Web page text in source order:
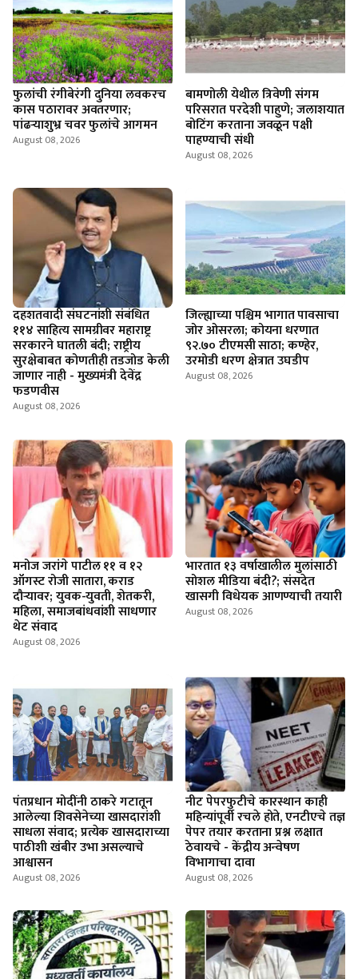
फुलांची रंगीबेरंगी दुनिया लवकरच
कास पठारावर अवतरणार;
पांढऱ्याशुभ्र चवर फुलांचे आगमन
August 08, 2026
बामणोली येथील त्रिवेणी संगम
परिसरात परदेशी पाहुणे; जलाशयात
बोटिंग करताना जवळून पक्षी
पाहण्याची संधी
August 08, 2026
दहशतवादी संघटनांशी संबंधित
११४ साहित्य सामग्रीवर महाराष्ट्र
सरकारने घातली बंदी; राष्ट्रीय
सुरक्षेबाबत कोणतीही तडजोड केली
जाणार नाही - मुख्यमंत्री देवेंद्र
फडणवीस
August 08, 2026
जिल्ह्याच्या पश्चिम भागात पावसाचा
जोर ओसरला; कोयना धरणात
९२.७० टीएमसी साठा; कण्हेर,
उरमोडी धरण क्षेत्रात उघडीप
August 08, 2026
मनोज जरांगे पाटील ११ व १२
ऑगस्ट रोजी सातारा, कराड
दौऱ्यावर; युवक-युवती, शेतकरी,
महिला, समाजबांधवांशी साधणार
थेट संवाद
August 08, 2026
भारतात १३ वर्षाखालील मुलांसाठी
सोशल मीडिया बंदी?; संसदेत
खासगी विधेयक आणण्याची तयारी
August 08, 2026
पंतप्रधान मोदींनी ठाकरे गटातून
आलेल्या शिवसेनेच्या खासदारांशी
साधला संवाद; प्रत्येक खासदाराच्या
पाठीशी खंबीर उभा असल्याचे
आश्वासन
August 08, 2026
नीट पेपरफुटीचे कारस्थान काही
महिन्यांपूर्वी रचले होते, एनटीएचे तज्ञ
पेपर तयार करताना प्रश्न लक्षात
ठेवायचे - केंद्रीय अन्वेषण
विभागाचा दावा
August 08, 2026